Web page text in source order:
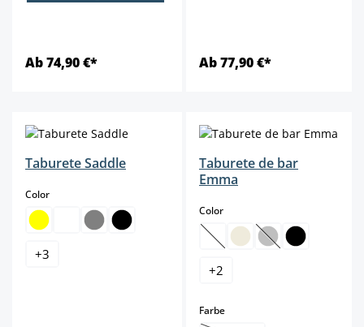
Ab 74,90 €* Ab 77,90 €*
Taburete Saddle
Colorselect
+3
Taburete de bar
Emma
Colorselect
(Esta opción no está
(Esta opción no
+2
Farbeselect